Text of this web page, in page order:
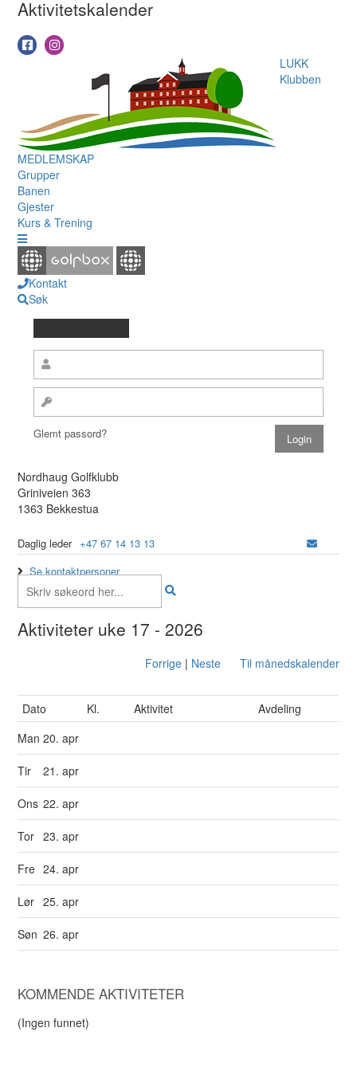
Aktivitetskalender
LUKK
Klubben
MEDLEMSKAP
Grupper
Banen
Gjester
Kurs & Trening
Kontakt
Søk
Glemt passord?
Nordhaug Golfklubb
Griniveien 363
1363 Bekkestua
Daglig leder +47 67 14 13 13
Se kontaktpersoner
Aktiviteter uke 17 - 2026
Forrige| Neste Til månedskalender
Dato Kl. Aktivitet
Avdeling
Man20. apr
Tir 21. apr
Ons 22. apr
Tor 23. apr
Fre 24. apr
Lør 25. apr
Søn 26. apr
KOMMENDE AKTIVITETER
(Ingen funnet)